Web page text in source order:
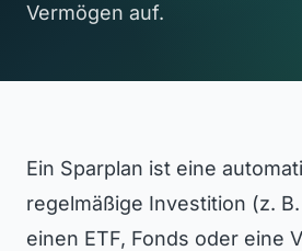
Vermögen auf.
Ein Sparplan ist eine
regelmäßige Investition (z.
einen ETF, Fonds oder eine